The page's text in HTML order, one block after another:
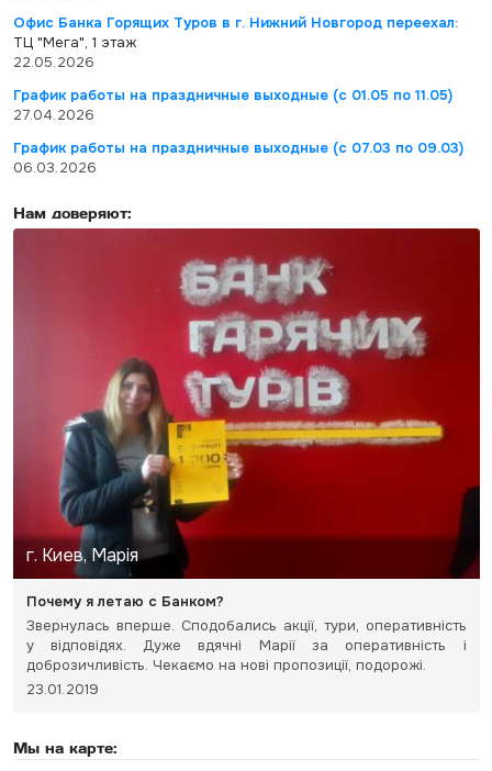
Офис Банка Горящих Туров в г. Нижний Новгород переехал:
ТЦ "Мега", 1 этаж
22.05.2026
График работы на праздничные выходные (с 01.05 по 11.05)
27.04.2026
График работы на праздничные выходные (с 07.03 по 09.03)
06.03.2026
Нам доверяют:
г. Киев, Марія
Почему я летаю с Банком?
Звернулась вперше. Сподобались акції, тури, оперативність
у відповідях. Дуже вдячні Марії за оперативність і
доброзичливість. Чекаємо на нові пропозиції, подорожі.
23.01.2019
Мы на карте: